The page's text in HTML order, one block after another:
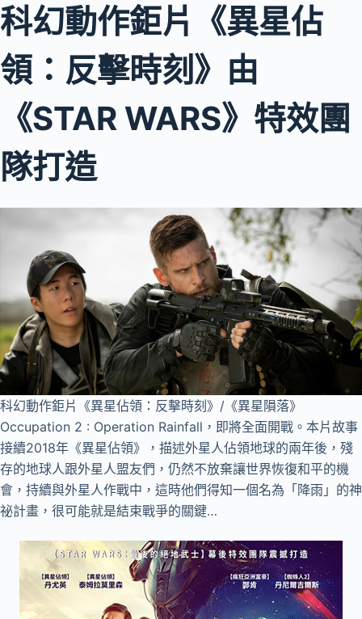
科幻動作鉅片《異星佔
領：反擊時刻》由
《STAR WARS》特效團
隊打造
科幻動作鉅片《異星佔領：反擊時刻》/《異星隕落》
Occupation 2 : Operation Rainfall，即將全面開戰。本片故事
接續2018年《異星佔領》，描述外星人佔領地球的兩年後，殘
存的地球人跟外星人盟友們，仍然不放棄讓世界恢復和平的機
會，持續與外星人作戰中，這時他們得知一個名為「降雨」的神
祕計畫，很可能就是結束戰爭的關鍵…